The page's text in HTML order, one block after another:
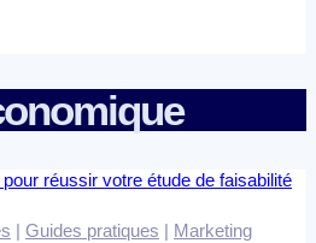
| Guides pratiques | Marketing